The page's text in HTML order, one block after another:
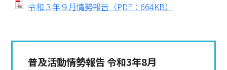
令和３年９月情勢報告（PDF：664KB）
普及活動情勢報告 令和3年8月